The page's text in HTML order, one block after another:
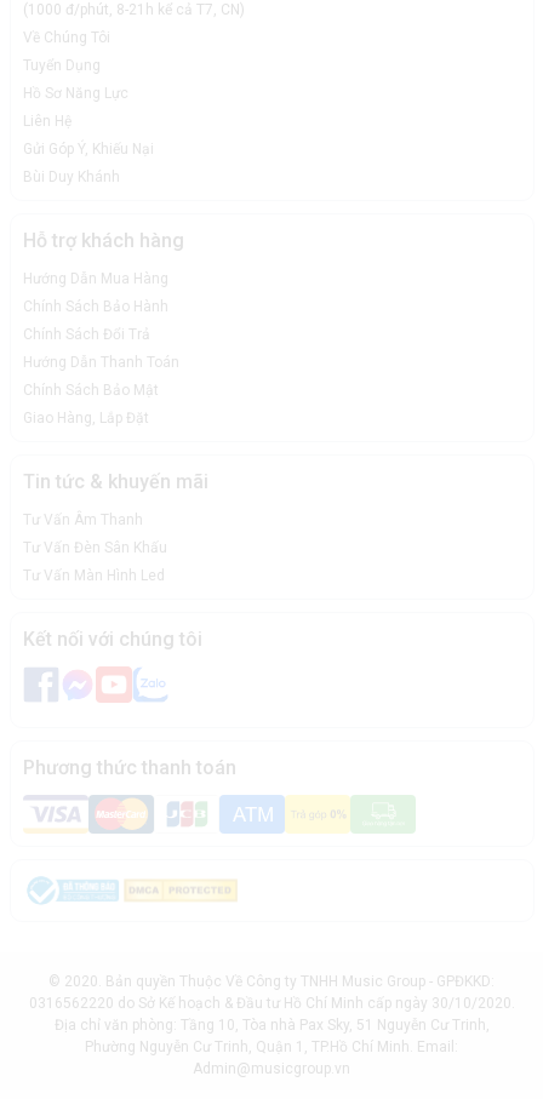
(1000 đ/phút, 8-21h kể cả T7, CN)
Về Chúng Tôi
Tuyển Dụng
Hồ Sơ Năng Lực
Liên Hệ
Gửi Góp Ý, Khiếu Nại
Bùi Duy Khánh
Hỗ trợ khách hàng
Hướng Dẫn Mua Hàng
Chính Sách Bảo Hành
Chính Sách Đổi Trả
Hướng Dẫn Thanh Toán
Chính Sách Bảo Mật
Giao Hàng, Lắp Đặt
Tin tức & khuyến mãi
Tư Vấn Âm Thanh
Tư Vấn Đèn Sân Khấu
Tư Vấn Màn Hình Led
Kết nối với chúng tôi
Phương thức thanh toán
© 2020. Bản quyền Thuộc Về Công ty TNHH Music Group - GPĐKKD:
0316562220 do Sở Kế hoạch & Đầu tư Hồ Chí Minh cấp ngày 30/10/2020.
Địa chỉ văn phòng: Tầng 10, Tòa nhà Pax Sky, 51 Nguyễn Cư Trinh,
Phường Nguyễn Cư Trinh, Quận 1, TP.Hồ Chí Minh. Email:
Admin@musicgroup.vn